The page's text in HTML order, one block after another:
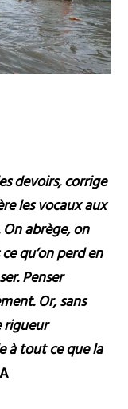
devoirs, corrige
les vocaux aux
abrège, on
qu’on perd en
Penser
Or, sans
rigueur
à tout ce que la